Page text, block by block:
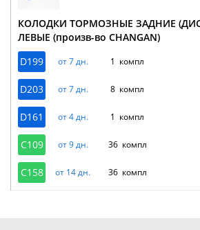
КОЛОДКИ ТОРМОЗНЫЕ ЗАДНИЕ
ЛЕВЫЕ (произв-во CHANGAN)
D199
от 7 дн. 1 компл
D203 от 7 дн. 8 компл
D161 от 4 дн. 1 компл
C109 от 9 дн. 36 компл
C158 от 14 дн. 36 компл